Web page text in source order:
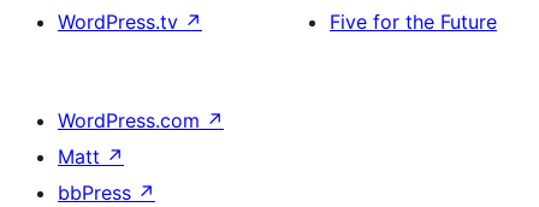
WordPress.tv ↗
Five for the Future
WordPress.com ↗
Matt ↗
bbPress ↗